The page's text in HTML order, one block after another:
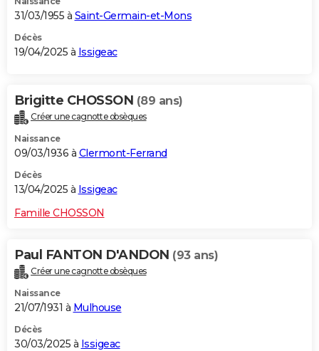
31/03/1955 à Saint-Germain-et-Mons
Décès
19/04/2025 à Issigeac
Brigitte CHOSSON (89 ans)
Créer une cagnotte obsèques
Naissance
09/03/1936 à Clermont-Ferrand
Décès
13/04/2025 à Issigeac
Famille CHOSSON
Paul FANTON D'ANDON (93 ans)
Créer une cagnotte obsèques
Naissance
21/07/1931 à Mulhouse
Décès
30/03/2025 à Issigeac